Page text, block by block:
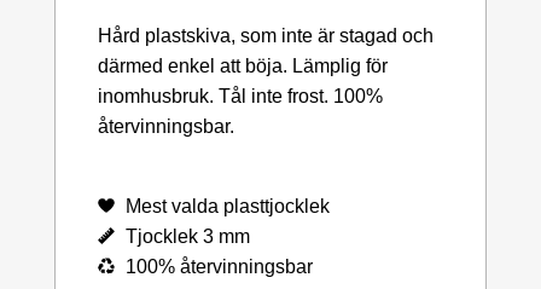
Hård plastskiva, som inte är stagad och
därmed enkel att böja. Lämplig för
inomhusbruk. Tål inte frost. 100%
återvinningsbar.
Mest valda plasttjocklek
Tjocklek 3 mm
100% återvinningsbar